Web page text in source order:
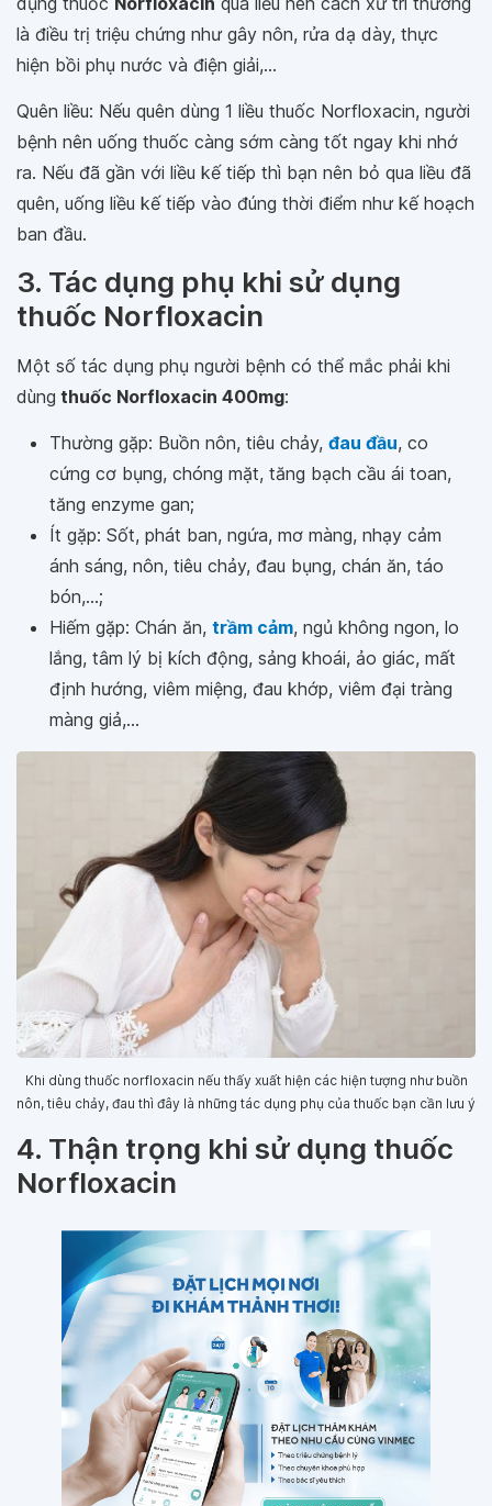
là điều trị triệu chứng như gây nôn, rửa dạ dày, thực
hiện bồi phụ nước và điện giải,...
Quên liều: Nếu quên dùng 1 liều thuốc Norfloxacin, người
bệnh nên uống thuốc càng sớm càng tốt ngay khi nhớ
ra. Nếu đã gần với liều kế tiếp thì bạn nên bỏ qua liều đã
quên, uống liều kế tiếp vào đúng thời điểm như kế hoạch
ban đầu.
3. Tác dụng phụ khi sử dụng
thuốc Norfloxacin
Một số tác dụng phụ người bệnh có thể mắc phải khi
dùng thuốc Norfloxacin 400mg:
Thường gặp: Buồn nôn, tiêu chảy, đau đầu, co
cứng cơ bụng, chóng mặt, tăng bạch cầu ái toan,
tăng enzyme gan;
Ít gặp: Sốt, phát ban, ngứa, mơ màng, nhạy cảm
ánh sáng, nôn, tiêu chảy, đau bụng, chán ăn, táo
bón,...;
Hiếm gặp: Chán ăn, trầm cảm, ngủ không ngon, lo
lắng, tâm lý bị kích động, sảng khoái, ảo giác, mất
định hướng, viêm miệng, đau khớp, viêm đại tràng
màng giả,...
Khi dùng thuốc norfloxacin nếu thấy xuất hiện các hiện tượng như buồn
nôn, tiêu chảy, đau thì đây là những tác dụng phụ của thuốc bạn cần lưu ý
4. Thận trọng khi sử dụng thuốc
Norfloxacin